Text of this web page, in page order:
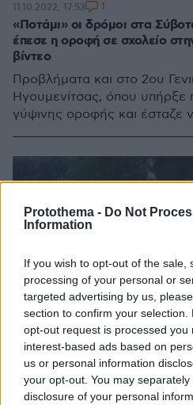
Protothema - Do Not
Information
If you wish to opt-out of the sale,
processing of your personal or
targeted advertising by us,
section to confirm your
opt-out request is processed you
interest-based ads based on
us or personal information
your opt-out. You may
disclosure of your personal
«Ποτάμι» οι δρόμοι στα
έπεσε η οροφή σε σχολείο
βίντεο
Προβλήματα και στο 2ου
Ηγουμενίτσας, όπου υπήρξε
γύψινης οροφής και έσταζε
11.10.2022, 17:53 1